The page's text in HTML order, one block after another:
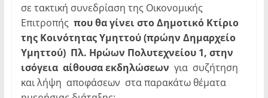
σε τακτική συνεδρίαση της Οικονομικής
Επιτροπής που θα γίνει στο Δημοτικό Κτίριο
της Κοινότητας Υμηττού (πρώην Δημαρχείο
Υμηττού) Πλ. Ηρώων Πολυτεχνείου 1, στην
ισόγεια αίθουσα εκδηλώσεων για συζήτηση
και λήψη αποφάσεων στα παρακάτω θέματα